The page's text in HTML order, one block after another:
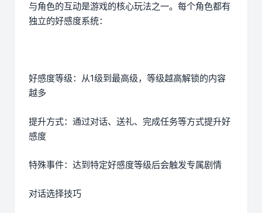
与角色的互动是游戏的核心玩法之一。每个角色都有
独立的好感度系统：
好感度等级：从1级到最高级，等级越高解锁的内容
越多
提升方式：通过对话、送礼、完成任务等方式提升好
感度
特殊事件：达到特定好感度等级后会触发专属剧情
对话选择技巧